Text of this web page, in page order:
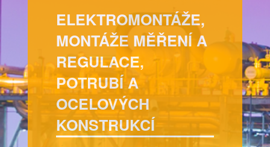
ELEKTROMONTÁŽE,
MONTÁŽE MĚŘENÍ A
REGULACE,
POTRUBÍ A
OCELOVÝCH
KONSTRUKCÍ